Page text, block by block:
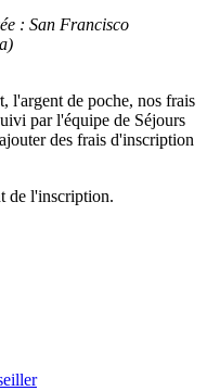
: San Francisco
l'argent de poche, nos frais
par l'équipe de Séjours
des frais d'inscription
de l'inscription.